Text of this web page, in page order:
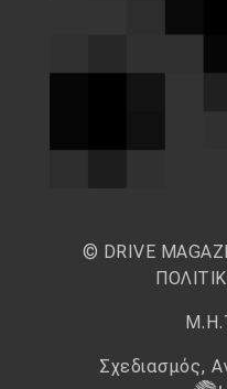
© DRIVE
Σχεδιασμός,